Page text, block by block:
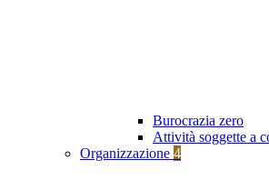
Burocrazia zero
Attività soggette a
Organizzazione 4